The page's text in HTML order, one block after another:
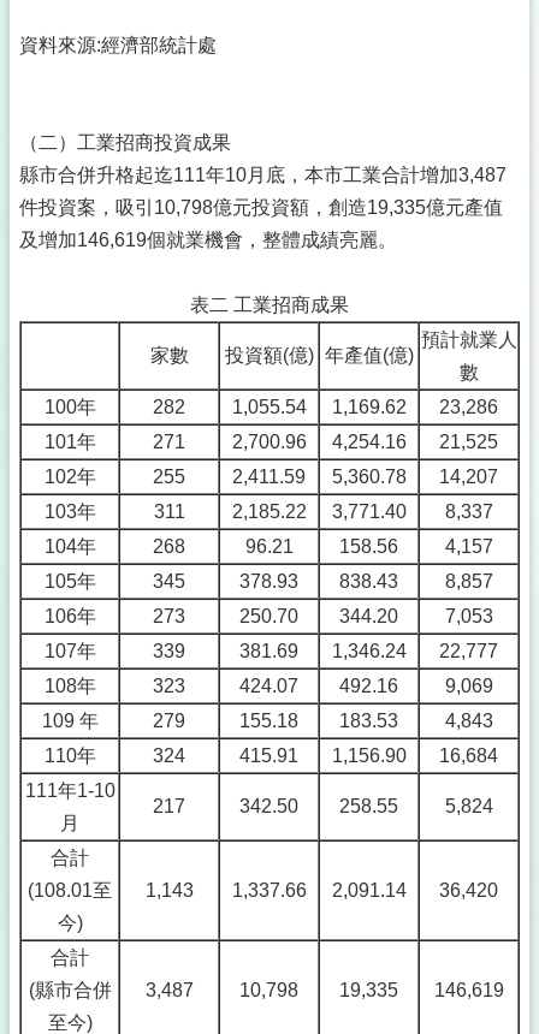
資料來源:經濟部統計處
（二）工業招商投資成果
縣市合併升格起迄111年10月底，本市工業合計增加3,487
件投資案，吸引10,798億元投資額，創造19,335億元產值
及增加146,619個就業機會，整體成績亮麗。
表二 工業招商成果
家數 投資額(億) 年產值(億)
預計就業人
數
100年
282 1,055.54 1,169.62
23,286
101年
271 2,700.96 4,254.16
21,525
102年
255 2,411.59 5,360.78
14,207
103年
311 2,185.22 3,771.40
8,337
104年
268 96.21 158.56
4,157
105年
345 378.93 838.43
8,857
106年
273 250.70 344.20
7,053
107年
339 381.69 1,346.24
22,777
108年
323 424.07 492.16
9,069
109 年
279 155.18 183.53
4,843
110年
324 415.91 1,156.90
16,684
111年1-10
月
217 342.50 258.55 5,824
合計
(108.01至
今)
1,143 1,337.66 2,091.14 36,420
合計
(縣市合併
至今)
3,487 10,798 19,335 146,619